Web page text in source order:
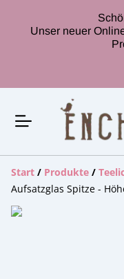
Unser neuer
Start / Produkte /
Aufsatzglas Spitze -